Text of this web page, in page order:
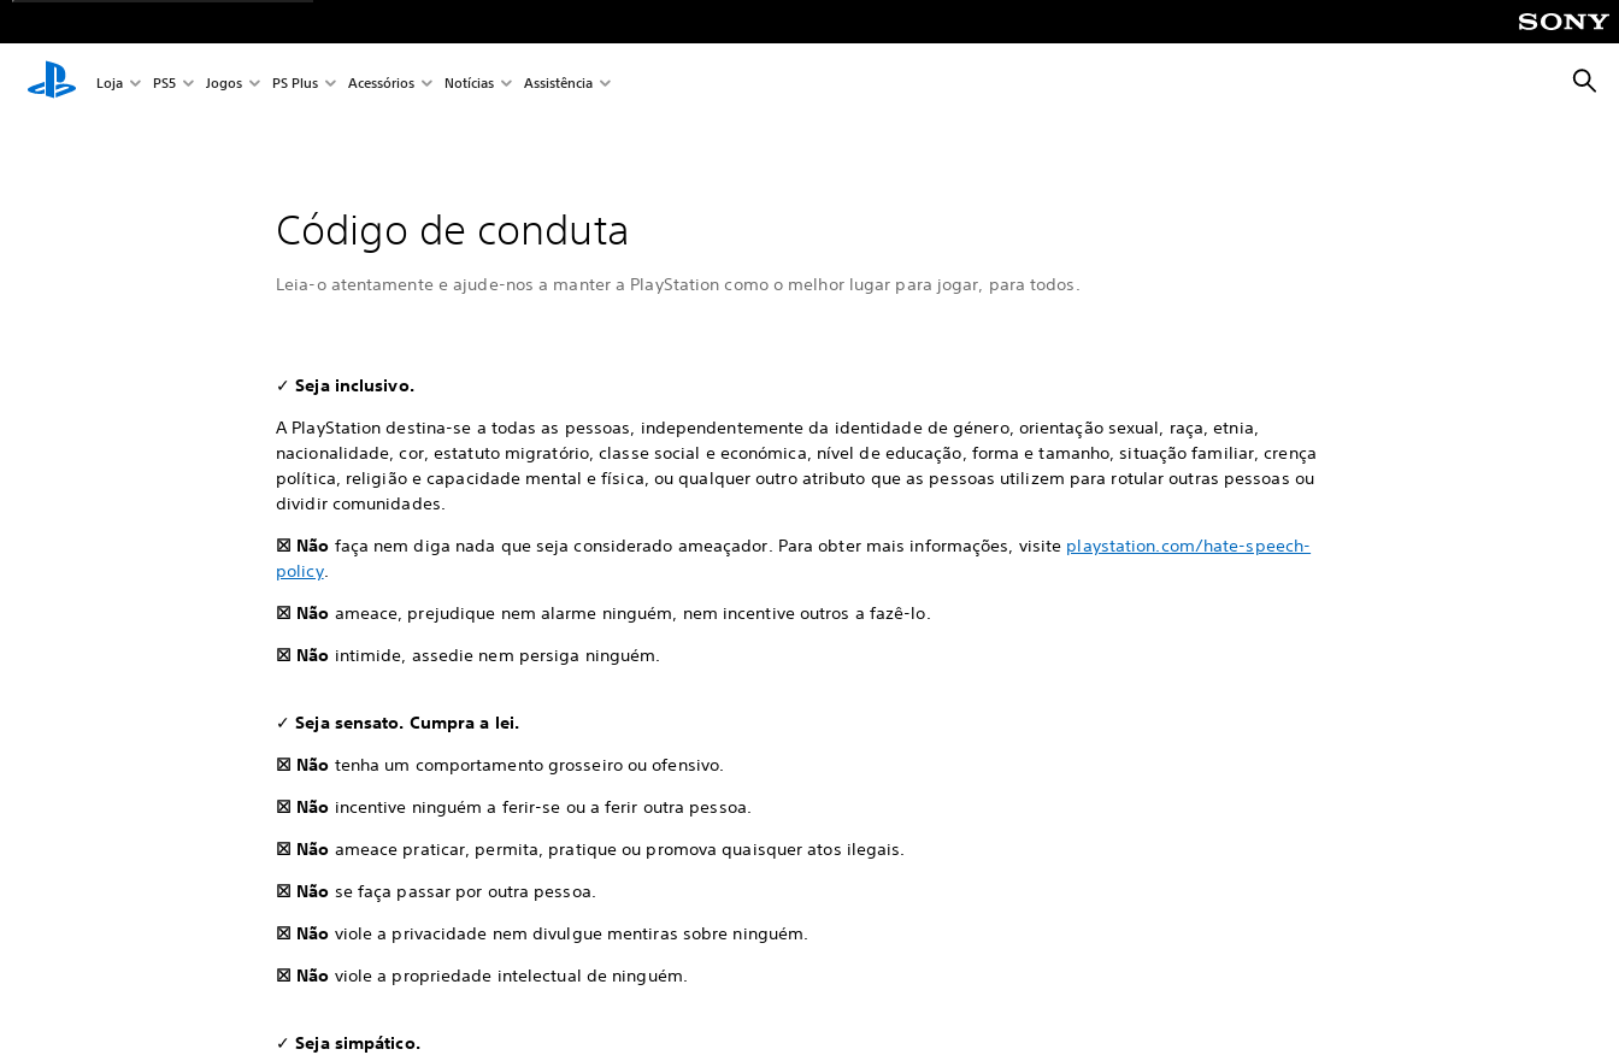
Loja PS5 Jogos PS Plus Acessórios Notícias Assistência
Código de conduta
Leia-o atentamente e ajude-nos a manter a PlayStation como o melhor lugar para jogar, para todos.
✓Seja inclusivo.
A PlayStation destina-se a todas as pessoas, independentemente da identidade de género, orientação sexual, raça, etnia,
nacionalidade, cor, estatuto migratório, classe social e económica, nível de educação, forma e tamanho, situação familiar, crença
política, religião e capacidade mental e física, ou qualquer outro atributo que as pessoas utilizem para rotular outras pessoas ou
dividir comunidades.
☒ Não faça nem diga nada que seja considerado ameaçador. Para obter mais informações, visite playstation.com/hate-speech-
policy.
☒ Não ameace, prejudique nem alarme ninguém, nem incentive outros a fazê-lo.
☒ Não intimide, assedie nem persiga ninguém.
✓Seja sensato. Cumpra a lei.
☒ Não tenha um comportamento grosseiro ou ofensivo.
☒ Não incentive ninguém a ferir-se ou a ferir outra pessoa.
☒ Não ameace praticar, permita, pratique ou promova quaisquer atos ilegais.
☒ Não se faça passar por outra pessoa.
☒ Não viole a privacidade nem divulgue mentiras sobre ninguém.
☒ Não viole a propriedade intelectual de ninguém.
✓Seja simpático.